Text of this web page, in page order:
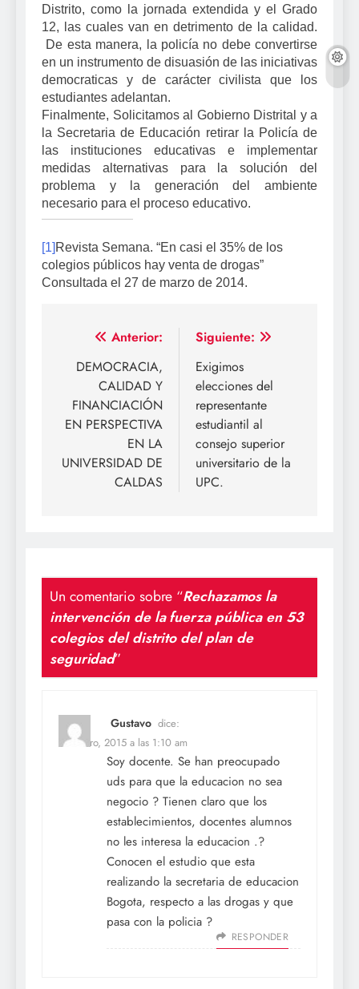
Distrito, como la jornada extendida y el Grado
12, las cuales van en detrimento de la calidad.
De esta manera, la policía no debe convertirse
en un instrumento de disuasión de las iniciativas
democraticas y de carácter civilista que los
estudiantes adelantan.
Finalmente, Solicitamos al Gobierno Distrital y a
la Secretaria de Educación retirar la Policía de
las instituciones educativas e implementar
medidas alternativas para la solución del
problema y la generación del ambiente
necesario para el proceso educativo.
[1] Revista Semana. “En casi el 35% de los
colegios públicos hay venta de drogas”
Consultada el 27 de marzo de 2014.
Navegación
de
entradas
Anterior:
DEMOCRACIA,
CALIDAD Y
FINANCIACIÓN
EN PERSPECTIVA
EN LA
UNIVERSIDAD DE
CALDAS
Siguiente:
Exigimos
elecciones del
representante
estudiantil al
consejo superior
universitario de la
UPC.
Un comentario sobre “Rechazamos la
intervención de la fuerza pública en 53
colegios del distrito del plan de
seguridad”
Gustavo dice:
26 enero, 2015 a las 1:10 am
Soy docente. Se han preocupado
uds para que la educacion no sea
negocio ? Tienen claro que los
establecimientos, docentes alumnos
no les interesa la educacion .?
Conocen el estudio que esta
realizando la secretaria de educacion
Bogota, respecto a las drogas y que
pasa con la policia ?
RESPONDER